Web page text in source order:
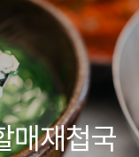
매재첩국